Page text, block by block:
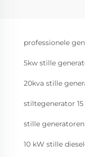
professionele
5kw stille
20kva stille
stiltegenerator 15
stille
10 kW stille